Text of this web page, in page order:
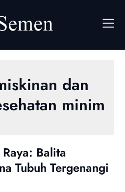
dan
minim
Balita
Tubuh Tergenangi